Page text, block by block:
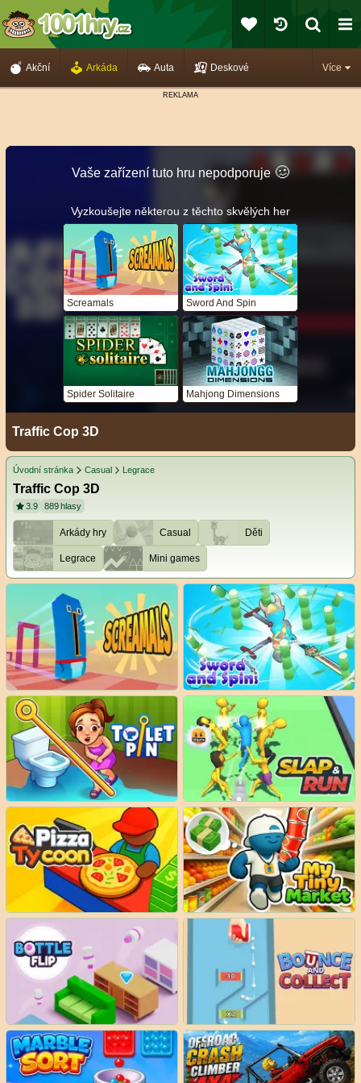
Více
Akční Arkáda Auta Deskové
Vaše zařízení tuto hru nepodporuje 🥴️
Vyzkoušejte některou z těchto skvělých her
Screamals Sword And Spin
Spider Solitaire Mahjong Dimensions
Traffic Cop 3D
Úvodní stránka Casual Legrace
Traffic Cop 3D
3.9 889 hlasy
Arkády hry Casual Děti
Legrace Mini games